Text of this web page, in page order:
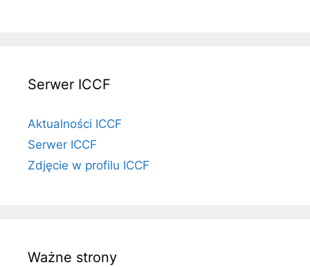
Serwer ICCF
Aktualności ICCF
Serwer ICCF
Zdjęcie w profilu ICCF
Ważne strony